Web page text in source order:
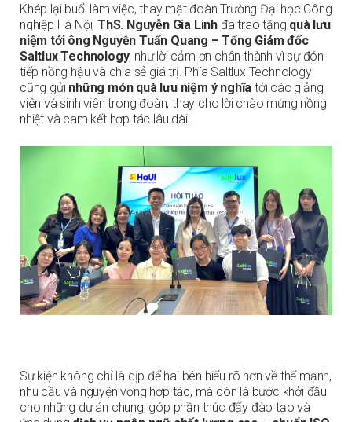
Khép lại buổi làm việc, thay mặt đoàn Trường Đại học Công
nghiệp Hà Nội,ThS. Nguyễn Gia Linh đã trao tặng quà lưu
niệm tới ông Nguyễn Tuấn Quang – Tổng Giám đốc
Saltlux Technology, như lời cảm ơn chân thành vì sự đón
tiếp nồng hậu và chia sẻ giá trị. Phía Saltlux Technology
cũng gửi những món quà lưu niệm ý nghĩa tới các giảng
viên và sinh viên trong đoàn, thay cho lời chào mừng nồng
nhiệt và cam kết hợp tác lâu dài.
Sự kiện không chỉ là dịp để hai bên hiểu rõ hơn về thế mạnh,
nhu cầu và nguyện vọng hợp tác, mà còn là bước khởi đầu
cho những dự án chung, góp phần thúc đẩy đào tạo và